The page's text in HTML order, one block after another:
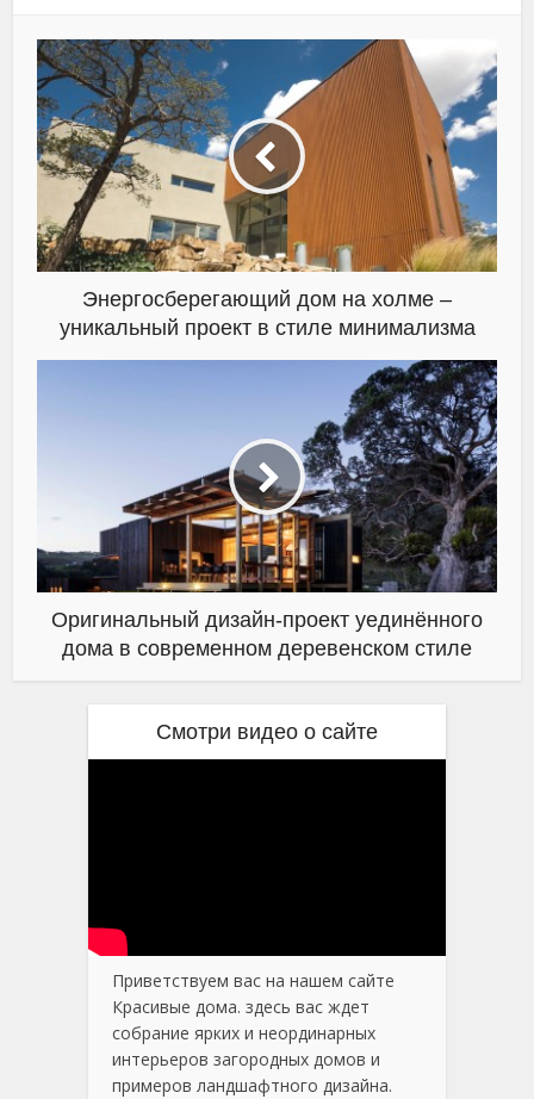
Энергосберегающий дом на холме –
уникальный проект в стиле минимализма
Оригинальный дизайн-проект уединённого
дома в современном деревенском стиле
Смотри видео о сайте
Приветствуем вас на нашем сайте
Красивые дома. здесь вас ждет
собрание ярких и неординарных
интерьеров загородных домов и
примеров ландшафтного дизайна.